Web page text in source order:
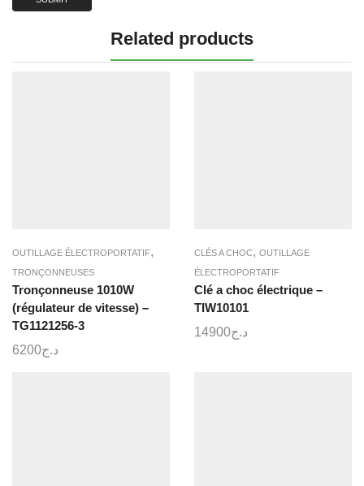
Related products
OUTILLAGE ÉLECTROPORTATIF,
TRONÇONNEUSES
Tronçonneuse 1010W
(régulateur de vitesse) –
TG1121256-3
د.ج6200
CLÉS A CHOC, OUTILLAGE
ÉLECTROPORTATIF
Clé a choc électrique –
TIW10101
د.ج14900